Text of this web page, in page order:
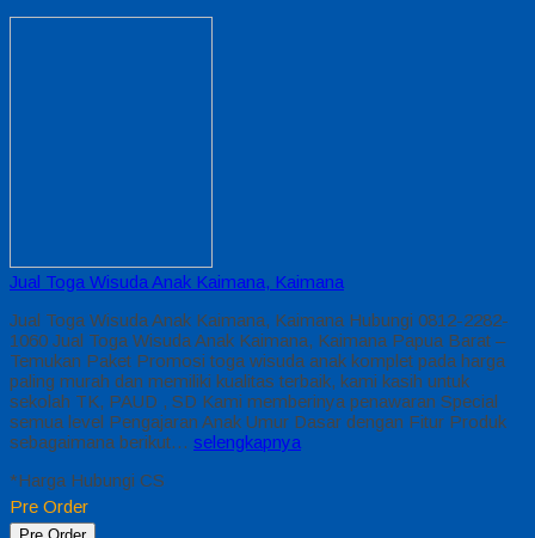
Jual Toga Wisuda Anak Kaimana, Kaimana
Jual Toga Wisuda Anak Kaimana, Kaimana Hubungi 0812-2282-
1060 Jual Toga Wisuda Anak Kaimana, Kaimana Papua Barat –
Temukan Paket Promosi toga wisuda anak komplet pada harga
paling murah dan memiliki kualitas terbaik, kami kasih untuk
sekolah TK, PAUD , SD Kami memberinya penawaran Special
semua level Pengajaran Anak Umur Dasar dengan Fitur Produk
sebagaimana berikut… selengkapnya
*Harga Hubungi CS
Pre Order